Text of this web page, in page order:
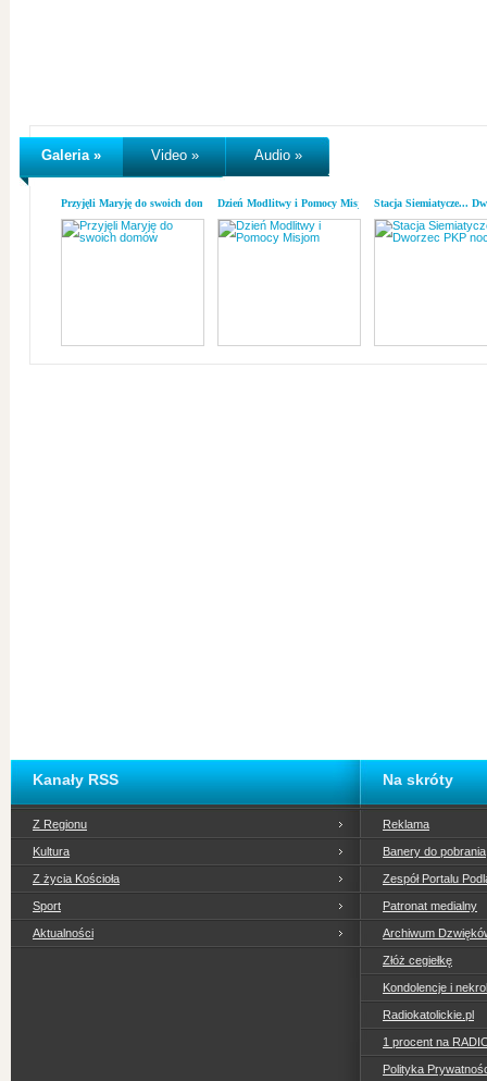
Galeria » Video » Audio »
Przyjęli Maryję do swoich domówDzień Modlitwy i Pomocy MisjomStacja Siemiatycze...
Kanały RSS
Z Regionu
Kultura
Z życia Kościoła
Sport
Aktualności
Na skróty
Reklama
Banery do pobrania
Zespół Portalu
Patronat medialny
Archiwum
Złóż cegiełkę
Kondolencje i
Radiokatolickie.pl
1 procent na
Polityka